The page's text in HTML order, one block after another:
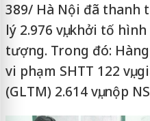
389/ Hà Nội đã thanh
lý 2.976 vụ; khởi tố
tượng. Trong đó: Hàng
vi phạm SHTT 122 vụ,
(GLTM) 2.614 vụ; nộp